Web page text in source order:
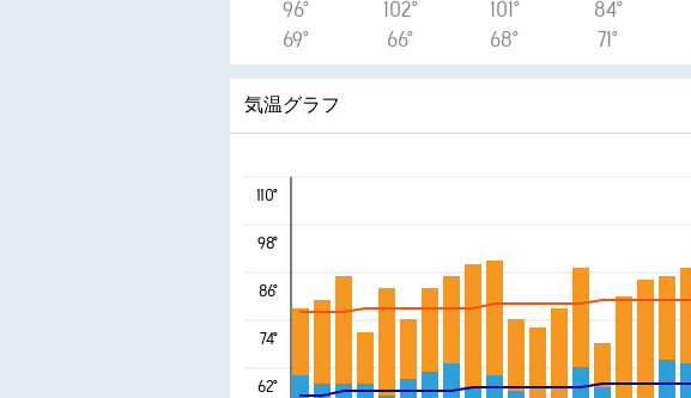
96°
69°
102°
66°
101°
68°
84°
71°
気温グラフ
110°
98°
86°
74°
62°